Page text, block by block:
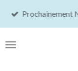
Passer
principal
Prochainement